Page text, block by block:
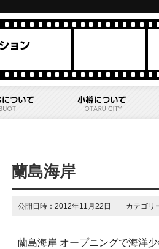
蘭島海岸
公開日時：2012年11月22日 カテゴリ
蘭島海岸 オープニングで海洋